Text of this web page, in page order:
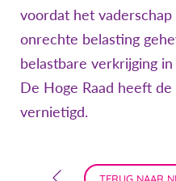
voordat het
onrechte belasting
belastbare verkrijging
De Hoge Raad heeft
vernietigd.